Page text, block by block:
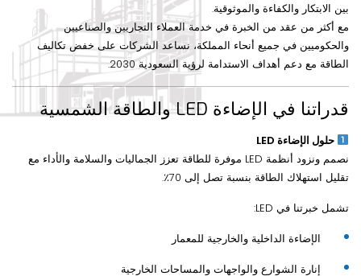
بين الابتكار والكفاءة والموثوقية.
مع أكثر من عقد من الخبرة في خدمة العملاء التجاريين والصناعيين
والحكوميين في جميع أنحاء المملكة، نساعد الشركات على خفض تكاليف
الطاقة مع دعم أهداف الاستدامة لرؤية السعودية 2030.
قدراتنا في الإضاءة LED والطاقة الشمسية
حلول الإضاءة LED
نصمم ونزود أنظمة LED موفرة للطاقة تعزز الجماليات والسلامة والأداء مع
تقليل استهلاك الطاقة بنسبة تصل إلى 70٪.
تشمل خبرتنا في LED:
الإضاءة الداخلية والخارجية للمعمار
إنارة الشوارع والواجهات والمساحات الخارجية